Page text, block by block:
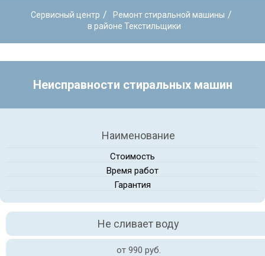
Сервисный центр / Ремонт стиральной машины /
в районе Текстильщики
Неисправности стиральных машин
Наименование
Стоимость
Время работ
Гарантия
Не сливает воду
от 990 руб.